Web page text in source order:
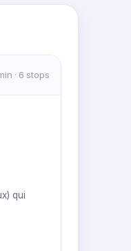
· 6 stops
qui